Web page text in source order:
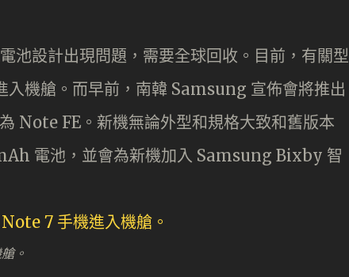
設計出現問題，需要全球回收。目前，有關型
入機艙。而早前，南韓 Samsung 宣佈會將推出
Note FE。新機無論外型和規格大致和舊版本
電池，並會為新機加入 Samsung Bixby 智
。